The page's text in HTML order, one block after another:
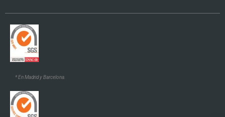
* En Madrid y Barcelona.